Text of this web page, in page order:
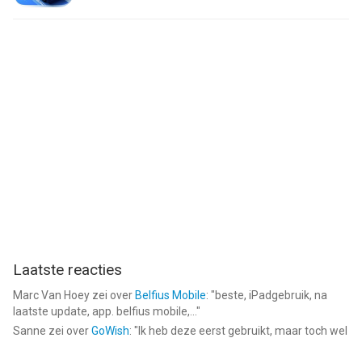
Laatste reacties
Marc Van Hoey zei over Belfius Mobile: "beste, iPadgebruik, na
laatste update, app. belfius mobile,... "
Sanne zei overGoWish: " Ik heb deze eerst gebruikt, maar toch wel